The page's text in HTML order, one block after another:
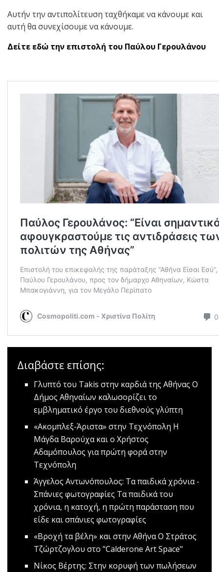
Αυτήν την αντιπολίτευση ταχθήκαμε να κάνουμε και
αυτή θα συνεχίσουμε να κάνουμε.
Δείτε εδώ την επιστολή του Παύλου Γερουλάνου
Διαβάστε επίσης:
Γλυπτό του Takis στην καρδιά της Αθήνας O
Δήμος Αθηναίων καλωσορίζει το
εμβληματικό έργο του διεθνούς γλύπτη
«Ακομπλεξ-Άριστα» στην Τεχνόπολη Η
Μάγδα Βαρούχα και ο Χρήστος
Αδαμόπουλος για πρώτη φορά στην
Τεχνόπολη
Άγγελος Αντωνόπουλος: Τα παιδικά χρόνια -
Σπάνιες φωτογραφίες Τα παιδικά του
χρόνια, η κατοχή, η πρώτη παράσταση που
είδε και σπάνιες φωτογραφίες
«Βροχή τα βέλη» και στην ΑθήναΟ Στράτος
Τζώρτζογλου στο "Calderone Art Space"
Νίκος Βέρτης: Στην κορυφή των πωλήσεων